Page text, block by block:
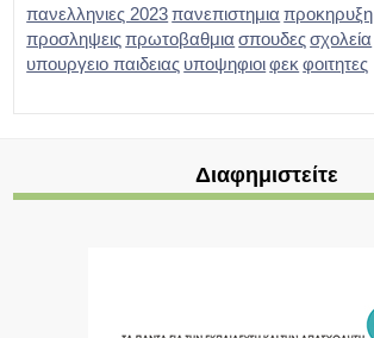
πανελληνιες 2023πανεπιστημια προκηρυξη
προσληψειςπρωτοβαθμια σπουδεςσχολεία
υπουργειο παιδειας υποψηφιοιφεκ φοιτητες
Διαφημιστείτε